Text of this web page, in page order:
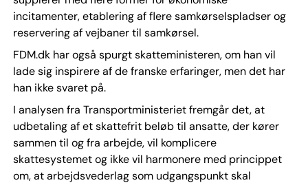
incitamenter, etablering af flere samkørselspladser og
reservering af vejbaner til samkørsel.
FDM.dk har også spurgt skatteministeren, om han vil
lade sig inspirere af de franske erfaringer, men det har
han ikke svaret på.
I analysen fra Transportministeriet fremgår det, at
udbetaling af et skattefrit beløb til ansatte, der kører
sammen til og fra arbejde, vil komplicere
skattesystemet og ikke vil harmonere med princippet
om, at arbejdsvederlag som udgangspunkt skal